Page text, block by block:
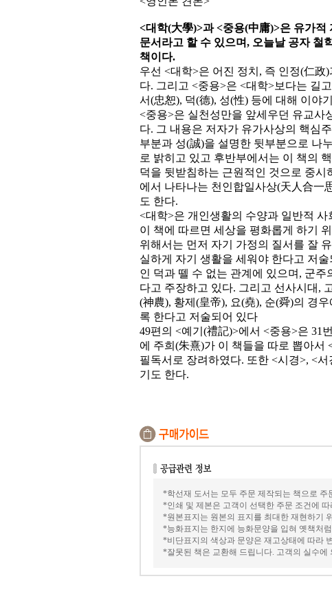
<대학(大學)>과 <중용(中庸)>은 유가
문서라고 할 수 있으며, 오늘날 공자 철
책이다.
우선 <대학>은 어진 정치, 즉 인정(仁政
다. 그리고 <중용>은 <대학>보다는 길
서(忠恕), 덕(德), 성(性) 등에 대해 이야
<중용>은 실천성만을 앞세우던 유교사
다. 그 내용은 저자가 유가사상의 핵심
부분과 성(誠)을 설명한 뒷부분으로 나
로 밝히고 있고 후반부에서는 이 책의
덕을 뒷받침하는 근원적인 것으로 중
에서 나타나는 천인합일사상(天人合一
도 한다.
<대학>은 개인생활의 수양과 일반적
이 책에 따르면 세상을 평화롭게 하기
위해서는 먼저 자기 가정의 질서를 잘
실하게 자기 생활을 세워야 한다고 저
인 덕과 뗄 수 없는 관계에 있으며, 군
다고 주장하고 있다. 그리고 선사시대,
(神農), 황제(皇帝), 요(堯), 순(舜)의 경
록 한다고 저술되어 있다
49편의 <예기(禮記)>에서 <중용>은 31
에 주희(朱熹)가 이 책들을 따로 뽑아서
필독서로 장려하였다. 또한 <시경>, <
기도 한다.
*학선재 도서는 모두 주문 제작되는 책으로 주
*인쇄 및 제본은 고객이 선택한 주문 조건에 따
*원본표지는 원본의 표지를 최대한 재현하기
*능화표지는 한지에 능화문양을 입혀 옛책처
*비단표지의 색상과 문양은 재고상태에 따라
*잘못된 책은 교환해 드립니다. 고객의 실수